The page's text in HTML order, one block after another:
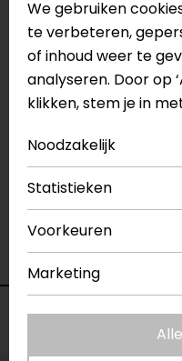
Perfecte tas om mijn
Goede prijs kwaliteit
- De mooij
26-04-2023
Mooie robuuste tas.
duurzaamheid en
- Van Bussel
Voorraad
We gebruiken
te verbeteren,
of inhoud weer te
analyseren. Door op
klikken, stem je in
Noodzakelijk
Statistieken
Voorkeuren
Marketing